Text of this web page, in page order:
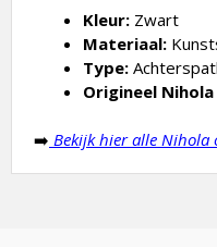
Kleur: Zwart
Materiaal:
Type:
Origineel
➡️ Bekijk hier alle Nihola